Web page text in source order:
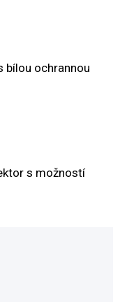
bílou ochrannou
s možností